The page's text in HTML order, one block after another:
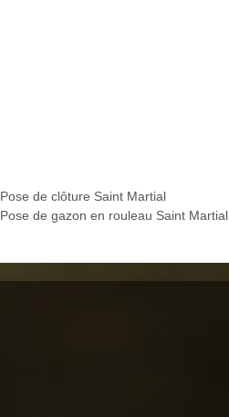
Pose de clôture Saint Martial
Pose de gazon en rouleau Saint Martial